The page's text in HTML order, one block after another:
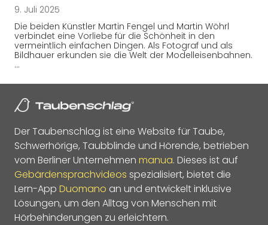
9. Juli 2025
Die beiden Künstler Martin Fengel und Martin Wöhrl
verbindet eine Vorliebe für die Schönheit in den
vermeintlich einfachen Dingen. Als Fotograf und als
Bildhauer erkunden sie die Welt der Modelleisenbahnen.
…
Der Taubenschlag ist eine Website für Taube,
Schwerhörige, Taubblinde und Hörende, betrieben
vom Berliner Unternehmen manua. Dieses ist auf
Gebärdensprachvideos spezialisiert, bietet die
Lern-App Duomano an und entwickelt inklusive
Lösungen, um den Alltag von Menschen mit
Hörbehinderungen zu erleichtern.